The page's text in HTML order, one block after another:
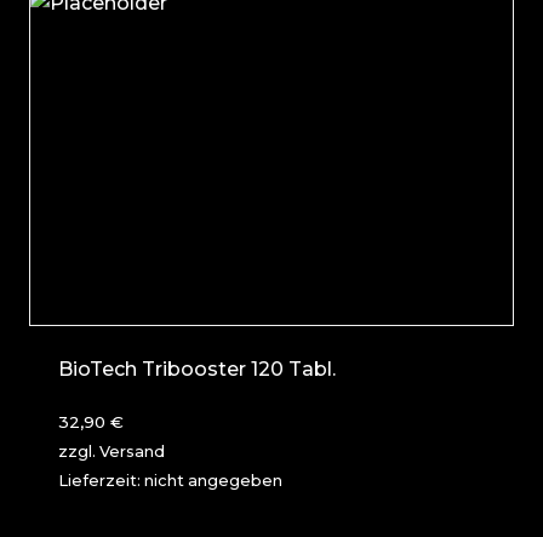
BioTech Tribooster 120 Tabl.
32,90 €
zzgl. Versand
Lieferzeit: nicht angegeben